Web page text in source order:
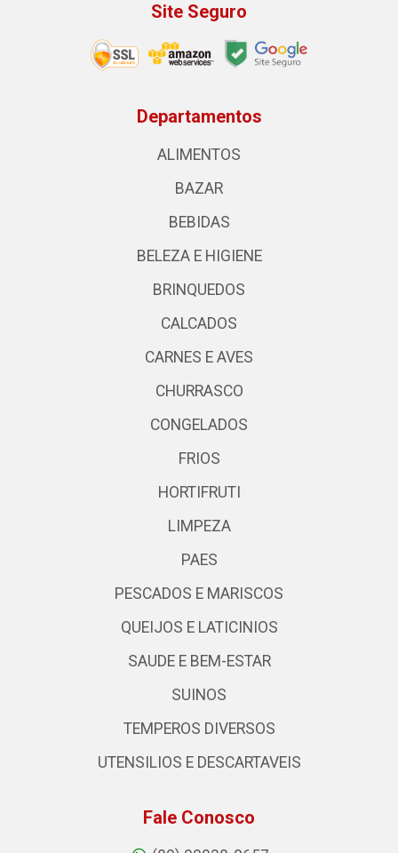
Site Seguro
Departamentos
ALIMENTOS
BAZAR
BEBIDAS
BELEZA E HIGIENE
BRINQUEDOS
CALCADOS
CARNES E AVES
CHURRASCO
CONGELADOS
FRIOS
HORTIFRUTI
LIMPEZA
PAES
PESCADOS E MARISCOS
QUEIJOS E LATICINIOS
SAUDE E BEM-ESTAR
SUINOS
TEMPEROS DIVERSOS
UTENSILIOS E DESCARTAVEIS
Fale Conosco